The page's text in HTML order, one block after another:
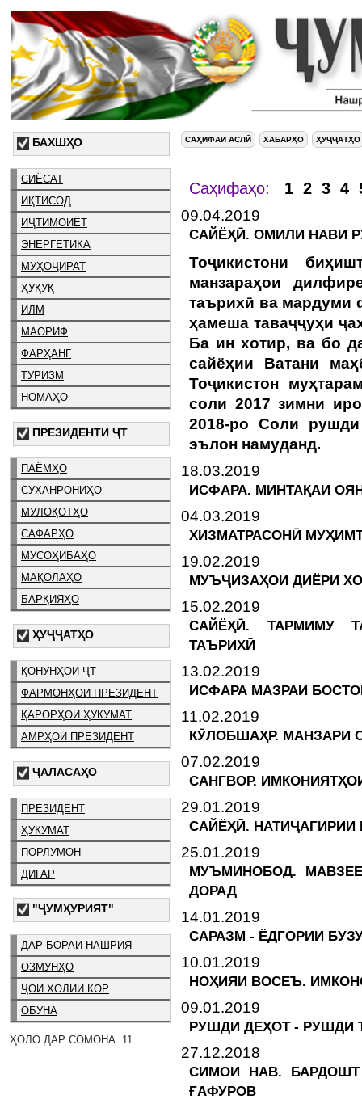
БАХШҲО
СИЁСАТ
ИҚТИСОД
ИҶТИМОИЁТ
ЭНЕРГЕТИКА
МУҲОҶИРАТ
ҲУҚУҚ
ИЛМ
МАОРИФ
ФАРҲАНГ
ТУРИЗМ
НОМАҲО
ПРЕЗИДЕНТИ ҶТ
ПАЁМҲО
СУХАНРОНИҲО
МУЛОҚОТҲО
САФАРҲО
МУСОҲИБАҲО
МАҚОЛАҲО
БАРҚИЯҲО
ҲУҶҶАТҲО
ҚОНУНҲОИ ҶТ
ФАРМОНҲОИ ПРЕЗИДЕНТ
ҚАРОРҲОИ ҲУКУМАТ
АМРҲОИ ПРЕЗИДЕНТ
ҶАЛАСАҲО
ПРЕЗИДЕНТ
ҲУКУМАТ
ПОРЛУМОН
ДИГАР
"ҶУМҲУРИЯТ"
ДАР БОРАИ НАШРИЯ
ОЗМУНҲО
ҶОИ ХОЛИИ КОР
ОБУНА
ҲОЛО ДАР СОМОНА: 11
САҲИФАИ АСЛӢ ХАБАРҲО ҲУҶҶАТҲО
Саҳифаҳо: 1 2 3 4
09.04.2019
САЙЁҲӢ. ОМИЛИ НАВИ
Тоҷикистони
манзараҳои
таърихӣ ва мардуми
ҳамеша таваҷҷуҳи
Ба ин хотир, ва бо
сайёҳии Ватани
Тоҷикистон
соли 2017 зимни
2018-ро Соли
эълон намуданд.
18.03.2019
ИСФАРА. МИНТАҚАИ
04.03.2019
ХИЗМАТРАСОНӢ
19.02.2019
МУЪҶИЗАҲОИ ДИЁРИ
15.02.2019
САЙЁҲӢ. ТАРМИМУ
ТАЪРИХӢ
13.02.2019
ИСФАРА МАЗРАИ
11.02.2019
КӮЛОБШАҲР. МАНЗАРИ
07.02.2019
САНГВОР.
29.01.2019
САЙЁҲӢ.
25.01.2019
МУЪМИНОБОД.
ДОРАД
14.01.2019
САРАЗМ - ЁДГОРИИ
10.01.2019
НОҲИЯИ ВОСЕЪ.
09.01.2019
РУШДИ ДЕҲОТ - РУШДИ
27.12.2018
СИМОИ НАВ.
ҒАФУРОВ